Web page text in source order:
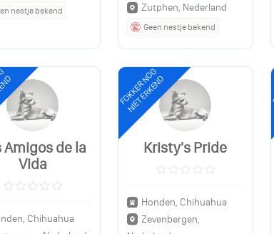
nestje bekend
Zutphen, Nederland
Geen nestje bekend
Amigos de la
Vida
Chihuahua
FOKKER NOG
NIET ERKEND
Kristy's Pride
Honden, Chihuahua
Zevenbergen,